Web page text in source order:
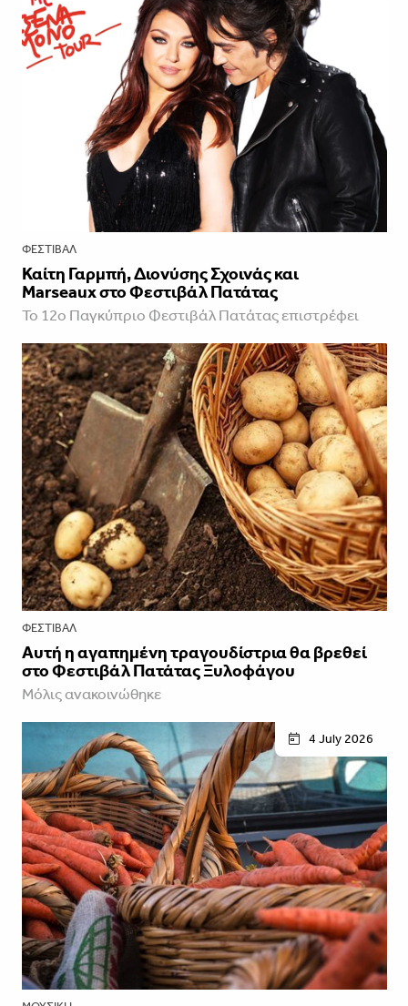
ΦΕΣΤΙΒΑΛ
Καίτη Γαρμπή, Διονύσης Σχοινάς και
Marseaux στο Φεστιβάλ Πατάτας
Το 12ο Παγκύπριο Φεστιβάλ Πατάτας επιστρέφει
ΦΕΣΤΙΒΑΛ
Αυτή η αγαπημένη τραγουδίστρια θα βρεθεί
στο Φεστιβάλ Πατάτας Ξυλοφάγου
Μόλις ανακοινώθηκε
4 July 2026